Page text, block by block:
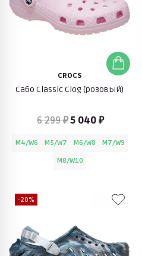
CROCS
Сабо Classic Clog (розовый)
6 299 ₽5 040 ₽
M4/W6 M5/W7 M6/W8
M7/W9
M8/W10
-20%